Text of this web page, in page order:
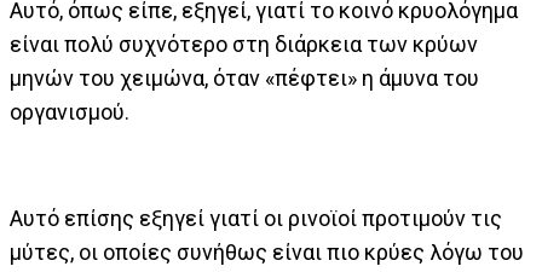
Αυτό, όπως είπε, εξηγεί, γιατί το κοινό κρυολόγημα
είναι πολύ συχνότερο στη διάρκεια των κρύων
μηνών του χειμώνα, όταν «πέφτει» η άμυνα του
οργανισμού.
Αυτό επίσης εξηγεί γιατί οι ρινοϊοί προτιμούν τις
μύτες, οι οποίες συνήθως είναι πιο κρύες λόγω του